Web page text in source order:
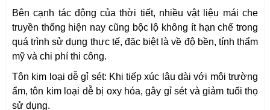
Bên cạnh tác động của thời tiết, nhiều vật liệu mái che
truyền thống hiện nay cũng bộc lộ không ít hạn chế trong
quá trình sử dụng thực tế, đặc biệt là về độ bền, tính thẩm
mỹ và chi phí thi công.
Tôn kim loại dễ gỉ sét: Khi tiếp xúc lâu dài với môi trường
ẩm, tôn kim loại dễ bị oxy hóa, gây gỉ sét và giảm tuổi thọ
sử dụng.